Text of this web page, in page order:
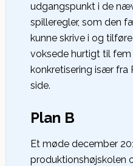
udgangspunkt i de
spilleregler, som den
kunne skrive i og
voksede hurtigt til
konkretisering især fra
side.
Plan B
Et møde december
produktionshøjskolen